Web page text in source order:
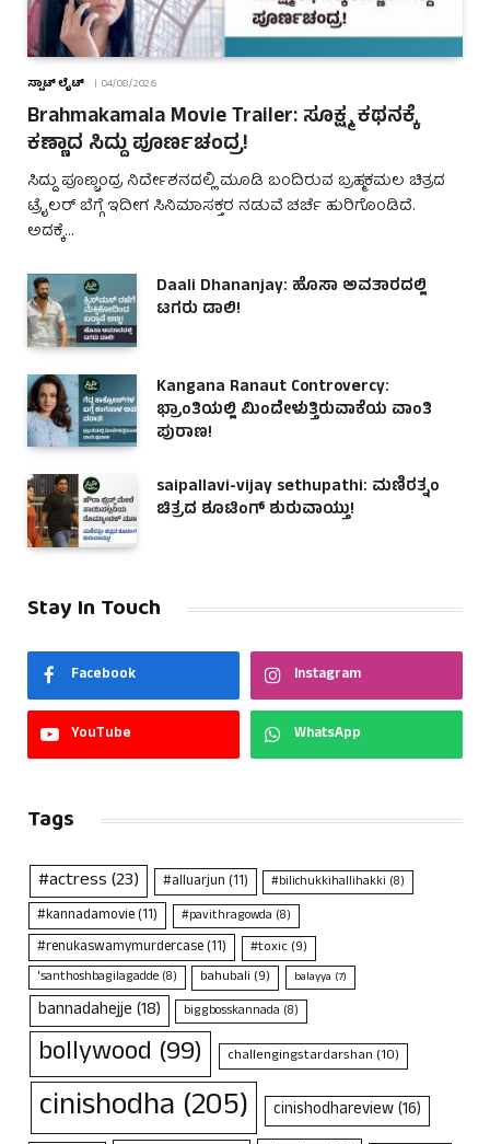
ಸ್ಪಾಟ್ ಲೈಟ್ 04/08/2026
Brahmakamala Movie Trailer: ಸೂಕ್ಷ್ಮ ಕಥನಕ್ಕೆ
ಕಣ್ಣಾದ ಸಿದ್ದು ಪೂರ್ಣಚಂದ್ರ!
ಸಿದ್ದು ಪೂಣ್ಚಂದ್ರ ನಿರ್ದೇಶನದಲ್ಲಿ ಮೂಡಿ ಬಂದಿರುವ ಬ್ರಹ್ಮಕಮಲ ಚಿತ್ರದ
ಟ್ರೈಲರ್ ಬೆಗ್ಗೆ ಇದೀಗ ಸಿನಿಮಾಸಕ್ತರ ನಡುವೆ ಚರ್ಚೆ ಹುರಿಗೊಂಡಿದೆ.
ಅದಕ್ಕೆ…
Daali Dhananjay: ಹೊಸಾ ಅವತಾರದಲ್ಲಿ
ಟಗರು ಡಾಲಿ!
Kangana Ranaut Controvercy:
ಭ್ರಾಂತಿಯಲ್ಲಿ ಮಿಂದೇಳುತ್ತಿರುವಾಕೆಯ ವಾಂತಿ
ಪುರಾಣ!
saipallavi-vijay sethupathi: ಮಣಿರತ್ನಂ
ಚಿತ್ರದ ಶೂಟಿಂಗ್ ಶುರುವಾಯ್ತು!
Stay In Touch
Facebook Instagram
YouTube WhatsApp
Tags
#actress(23) #alluarjun(11) #bilichukkihallihakki (8)
#kannadamovie(11) #pavithragowda (8)
#renukaswamymurdercase(11) #toxic(9)
'santhoshbagilagadde (8) bahubali (9) balayya (7)
bannadahejje(18) biggbosskannada (8)
bollywood (99) challengingstardarshan (10)
cinishodha (205) cinishodhareview(16)